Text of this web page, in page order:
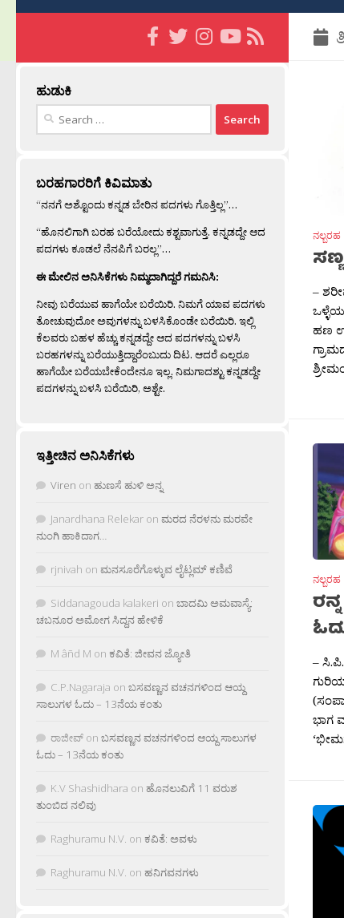
ನಲ್ಬರಹ
–
ಹಣ
ನಲ್ಬರಹ
–
ಭಾಗ
ಹುಡುಕಿ
Search
ಬರಹಗಾರರಿಗೆ ಕಿವಿಮಾತು
“ನನಗೆ ಅಶ್ಟೊಂದು ಕನ್ನಡ ಬೇರಿನ ಪದಗಳು ಗೊತ್ತಿಲ್ಲ”…
“ಹೊನಲಿಗಾಗಿ ಬರಹ ಬರೆಯೋದು ಕಶ್ಟವಾಗುತ್ತೆ. ಕನ್ನಡದ್ದೇ ಆದ
ಪದಗಳು ಕೂಡಲೆ ನೆನಪಿಗೆ ಬರಲ್ಲ”…
ಈ ಮೇಲಿನ ಅನಿಸಿಕೆಗಳು ನಿಮ್ಮದಾಗಿದ್ದರೆ ಗಮನಿಸಿ:
ನೀವು ಬರೆಯುವ ಹಾಗೆಯೇ ಬರೆಯಿರಿ. ನಿಮಗೆ ಯಾವ ಪದಗಳು
ತೋಚುವುದೋ ಅವುಗಳನ್ನು ಬಳಸಿಕೊಂಡೇ ಬರೆಯಿರಿ. ಇಲ್ಲಿ
ಕೆಲವರು ಬಹಳ ಹೆಚ್ಚು ಕನ್ನಡದ್ದೇ ಆದ ಪದಗಳನ್ನು ಬಳಸಿ
ಬರಹಗಳನ್ನು ಬರೆಯುತ್ತಿದ್ದಾರೆಂಬುದು ದಿಟ. ಆದರೆ ಎಲ್ಲರೂ
ಹಾಗೆಯೇ ಬರೆಯಬೇಕೆಂದೇನೂ ಇಲ್ಲ. ನಿಮಗಾದಶ್ಟು ಕನ್ನಡದ್ದೇ
ಪದಗಳನ್ನು ಬಳಸಿ ಬರೆಯಿರಿ, ಅಶ್ಟೇ.
ಇತ್ತೀಚಿನ ಅನಿಸಿಕೆಗಳು
Viren on ಹುಣಸೆ ಹುಳಿ ಅನ್ನ
Janardhana Relekar on ಮರದ ನೆರಳನು ಮರವೇ
ನುಂಗಿ ಹಾಕಿದಾಗ…
rjnivah on ಮನಸೂರೆಗೊಳ್ಳುವ ಲೈಟ್ಲಮ್ ಕಣಿವೆ
Siddanagouda kalakeri on ಬಾದಮಿ ಅಮವಾಸ್ಯೆ:
ಚಬನೂರ ಅಮೋಗ ಸಿದ್ದನ ಹೇಳಿಕೆ
M âñd M on ಕವಿತೆ: ಜೀವನ ಜ್ಯೋತಿ
C.P.Nagaraja on ಬಸವಣ್ಣನ ವಚನಗಳಿಂದ ಆಯ್ದ
ಸಾಲುಗಳ ಓದು – 13ನೆಯ ಕಂತು
ರಾಜೀವ್ on ಬಸವಣ್ಣನ ವಚನಗಳಿಂದ ಆಯ್ದ ಸಾಲುಗಳ
ಓದು – 13ನೆಯ ಕಂತು
K.V Shashidhara on ಹೊನಲುವಿಗೆ 11 ವರುಶ
ತುಂಬಿದ ನಲಿವು
Raghuramu N.V. on ಕವಿತೆ: ಅವಳು
Raghuramu N.V. on ಹನಿಗವನಗಳು